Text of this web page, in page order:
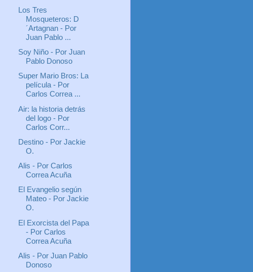
Los Tres
Mosqueteros: D
´Artagnan - Por
Juan Pablo ...
Soy Niño - Por Juan
Pablo Donoso
Super Mario Bros: La
película - Por
Carlos Correa ...
Air: la historia detrás
del logo - Por
Carlos Corr...
Destino - Por Jackie
O.
Alis - Por Carlos
Correa Acuña
El Evangelio según
Mateo - Por Jackie
O.
El Exorcista del Papa
- Por Carlos
Correa Acuña
Alis - Por Juan Pablo
Donoso